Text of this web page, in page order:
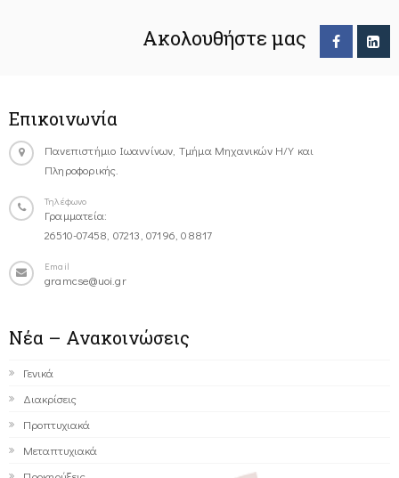
Ακολουθήστε μας
Επικοινωνία
Πανεπιστήμιο Ιωαννίνων, Τμήμα Μηχανικών Η/Υ και
Πληροφορικής.
Τηλέφωνο
Γραμματεία:
26510-07458, 07213, 07196, 08817
Email
gramcse@uoi.gr
Νέα – Ανακοινώσεις
Γενικά
Διακρίσεις
Προπτυχιακά
Μεταπτυχιακά